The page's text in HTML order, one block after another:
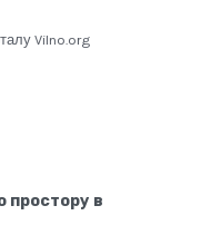
Vilno.org
простору в